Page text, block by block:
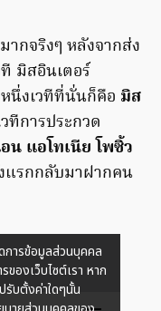
กจริงๆ หลังจากส่ง
มิสอินเตอร์
นึ่งเวทีที่นั่นก็คือ มิส
ทีการประกวด
น แอโทเนีย โพซิ้ว
แรกกลับมาฝากคน